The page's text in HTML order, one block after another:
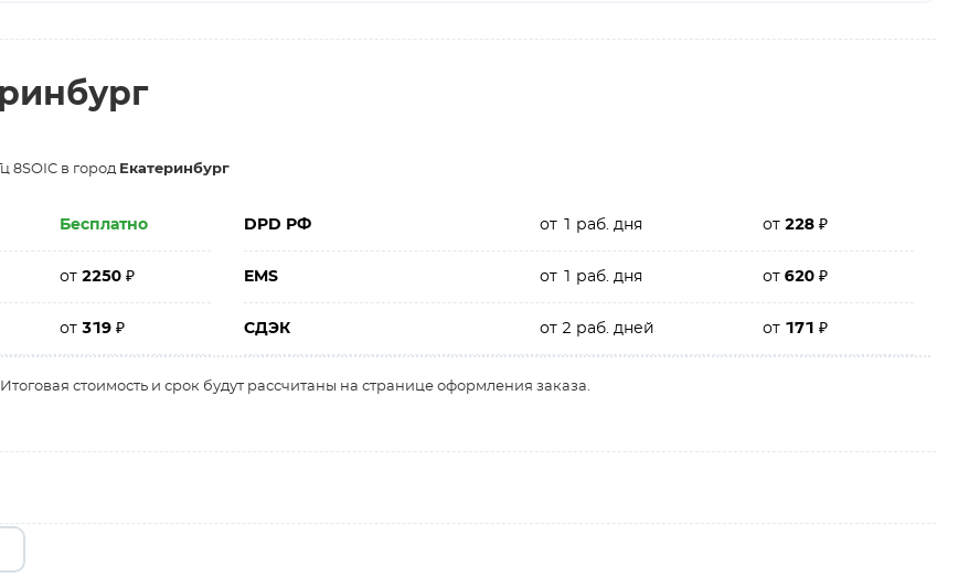
8SOIC в город Екатеринбург
Бесплатно DPD РФ от 1 раб. дня от228₽
от2250₽ EMS от 1 раб. дня от620₽
от319₽ СДЭК от 2 раб. дней от 171₽
стоимость и срок будут рассчитаны на странице оформления заказа.